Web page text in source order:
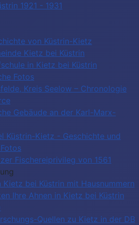
1921 - 1931
von Küstrin-Kietz
Kietz bei Küstrin
in Kietz bei Küstrin
Fotos
Kreis Seelow – Chronologie
Gebäude an der Karl-Marx-
Küstrin-Kietz - Geschichte und
Fischereiprivileg von 1561
Kietz bei Küstrin mit Hausnummern
Ihre Ahnen in Kietz bei Küstrin
Quellen zu Kietz in der DB